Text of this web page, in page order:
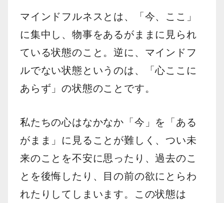
マインドフルネスとは、「今、ここ」
に集中し、物事をあるがままに見られ
ている状態のこと。逆に、マインドフ
ルでない状態というのは、「心ここに
あらず」の状態のことです。
私たちの心はなかなか「今」を「ある
がまま」に見ることが難しく、つい未
来のことを不安に思ったり、過去のこ
とを後悔したり、目の前の欲にとらわ
れたりしてしまいます。この状態は